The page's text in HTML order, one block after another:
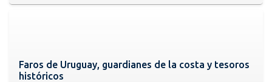
Faros de Uruguay, guardianes de la costa y tesoros
históricos